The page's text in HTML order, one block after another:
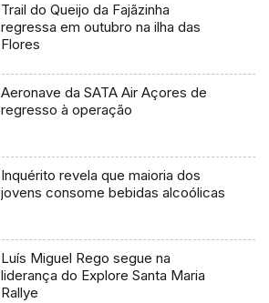
Trail do Queijo da Fajãzinha
regressa em outubro na ilha das
Flores
Aeronave da SATA Air Açores de
regresso à operação
Inquérito revela que maioria dos
jovens consome bebidas alcoólicas
Luís Miguel Rego segue na
liderança do Explore Santa Maria
Rallye